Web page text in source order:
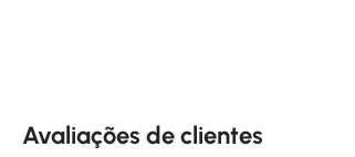
Avaliações de clientes